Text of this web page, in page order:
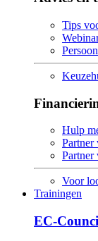
Tips
Hulp
Partner
Voor
Trainingen
EC-